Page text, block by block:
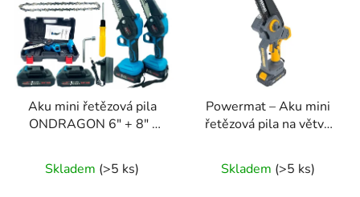
Aku mini řetězová pila
ONDRAGON 6" + 8" |
kompletní sada
hodnocení
Skladem (>5 ks)
Powermat – Aku mini
řetězová pila na větve
21 V / 2 Ah, kufřík,
řetěz
Skladem (>5 ks)